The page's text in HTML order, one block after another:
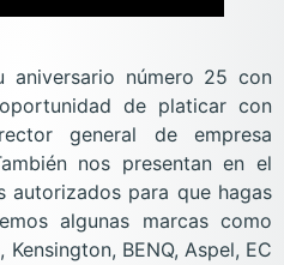
aniversario número 25 con
de platicar con
general de empresa
nos presentan en el
autorizados para que hagas
algunas marcas como
BENQ, Aspel, EC